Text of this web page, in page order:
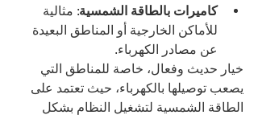
كاميرات بالطاقة الشمسية: مثالية
للأماكن الخارجية أو المناطق البعيدة
عن مصادر الكهرباء.
خيار حديث وفعال، خاصة للمناطق التي
يصعب توصيلها بالكهرباء، حيث تعتمد على
الطاقة الشمسية لتشغيل النظام بشكل